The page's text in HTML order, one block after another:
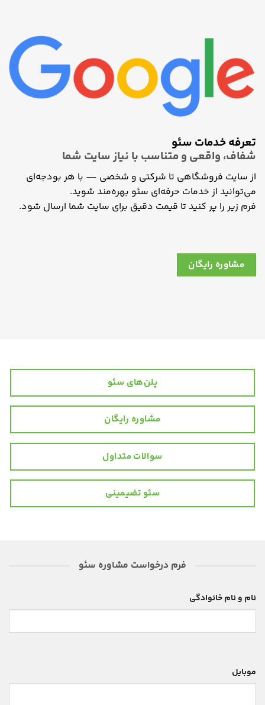
تعرفه خدمات سئو
شفاف، واقعی و متناسب با نیاز سایت شما
از سایت فروشگاهی تا شرکتی و شخصی — با هر بودجه‌ای
می‌توانید از خدمات حرفه‌ای سئو بهره‌مند شوید.
فرم زیر را پر کنید تا قیمت دقیق برای سایت شما ارسال شود.
مشاوره رایگان
پلن‌های سئو
مشاوره رایگان
سوالات متداول
سئو تضیمینی
فرم درخواست مشاوره سئو
نام و نام خانوادگی
موبایل